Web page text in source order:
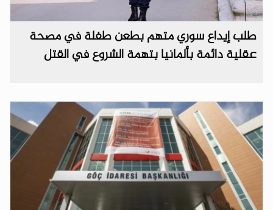
طلب إيداع سوري متهم بطعن طفلة في مصحة
عقلية دائمة بألمانيا بتهمة الشروع في القتل